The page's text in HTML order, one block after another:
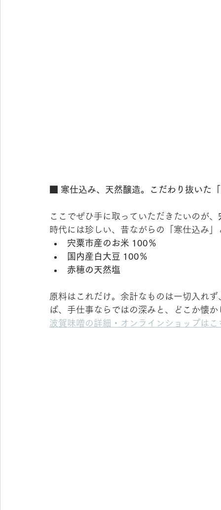
■ 寒仕込み、天然醸造。こだわり抜いた
ここでぜひ手に取っていただきたいのが、
時代には珍しい、昔ながらの「寒仕込み
宍粟市産のお米 100％
国内産白大豆 100％
赤穂の天然塩
原料はこれだけ。余計なものは一切入れ
ば、手仕事ならではの深みと、どこか懐
波賀味噌の詳細・オンラインショップはこ